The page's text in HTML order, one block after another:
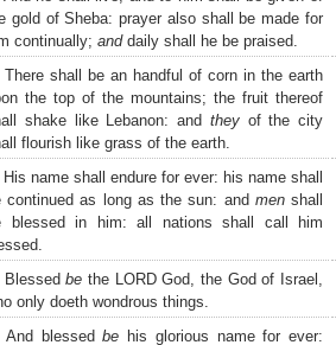
gold of Sheba: prayer also shall be made for
continually; anddaily shall he be praised.
There shall be an handful of corn in the earth
the top of the mountains; the fruit thereof
shake like Lebanon: and theyof the city
flourish like grass of the earth.
His name shall endure for ever: his name shall
continued as long as the sun: and menshall
blessed in him: all nations shall call him
Blessedbe the LORD God, the God of Israel,
only doeth wondrous things.
And blessedbe his glorious name for ever: